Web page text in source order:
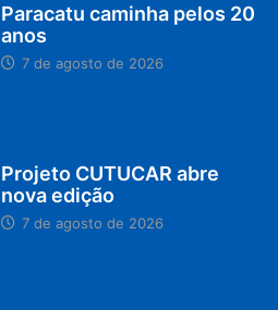
Paracatu caminha pelos 20
anos
7 de agosto de 2026
Projeto CUTUCAR abre
nova edição
7 de agosto de 2026